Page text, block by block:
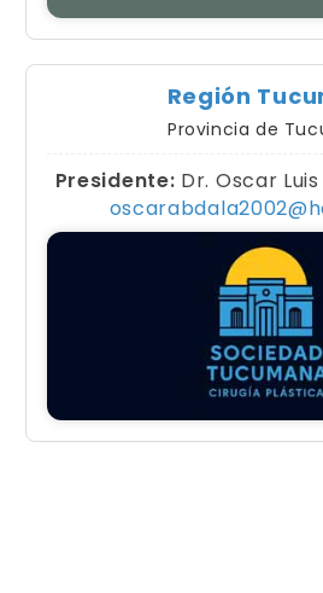
Región
Provincia de
Presidente: Dr. Oscar